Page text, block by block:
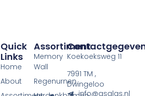
Assortiment
Memory
Wall
Regenurnen
Quick
Links
Home
About
Koekoeksweg 11
7991 TM ,
Dwingeloo
info@asglas.nl